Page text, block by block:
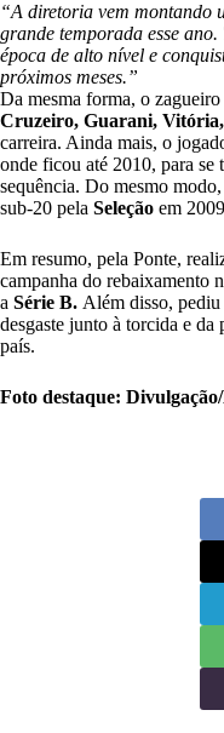
“A diretoria vem montando
grande temporada esse
época de alto nível e
próximos meses.”
Da mesma forma, o
Cruzeiro, Guarani,
carreira. Ainda mais, o
onde ficou até 2010, para se
sequência. Do mesmo
sub-20 pela Seleção em
Em resumo, pela Ponte,
campanha do rebaixamento
a Série B. Além disso,
desgaste junto à torcida e
país.
Foto destaque: